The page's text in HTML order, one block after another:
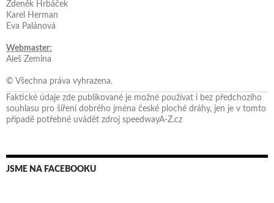
Zdeněk Hrbáček
Karel Herman
Eva Palánová
Webmaster:
Aleš Zemina
© Všechna práva vyhrazena.
Faktické údaje zde publikované je možné používat i bez předchozího
souhlasu pro šíření dobrého jména české ploché dráhy, jen je v tomto
případě potřebné uvádět zdroj speedwayA-Z.cz
JSME NA FACEBOOKU